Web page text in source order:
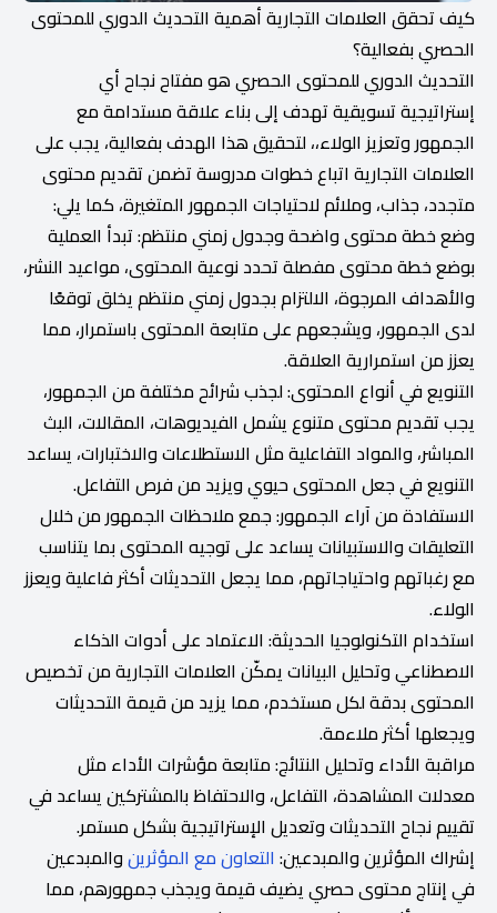
كيف تحقق العلامات التجارية أهمية التحديث الدوري للمحتوى
الحصري بفعالية؟
التحديث الدوري للمحتوى الحصري هو مفتاح نجاح أي
إستراتيجية تسويقية تهدف إلى بناء علاقة مستدامة مع
الجمهور وتعزيز الولاء،، لتحقيق هذا الهدف بفعالية، يجب على
العلامات التجارية اتباع خطوات مدروسة تضمن تقديم محتوى
متجدد، جذاب، وملائم لاحتياجات الجمهور المتغيرة، كما يلي:
وضع خطة محتوى واضحة وجدول زمني منتظم: تبدأ العملية
بوضع خطة محتوى مفصلة تحدد نوعية المحتوى، مواعيد النشر،
والأهداف المرجوة، الالتزام بجدول زمني منتظم يخلق توقعًا
لدى الجمهور، ويشجعهم على متابعة المحتوى باستمرار، مما
يعزز من استمرارية العلاقة.
التنويع في أنواع المحتوى: لجذب شرائح مختلفة من الجمهور،
يجب تقديم محتوى متنوع يشمل الفيديوهات، المقالات، البث
المباشر، والمواد التفاعلية مثل الاستطلاعات والاختبارات، يساعد
التنويع في جعل المحتوى حيوي ويزيد من فرص التفاعل.
الاستفادة من آراء الجمهور: جمع ملاحظات الجمهور من خلال
التعليقات والاستبيانات يساعد على توجيه المحتوى بما يتناسب
مع رغباتهم واحتياجاتهم، مما يجعل التحديثات أكثر فاعلية ويعزز
الولاء.
استخدام التكنولوجيا الحديثة: الاعتماد على أدوات الذكاء
الاصطناعي وتحليل البيانات يمكّن العلامات التجارية من تخصيص
المحتوى بدقة لكل مستخدم، مما يزيد من قيمة التحديثات
ويجعلها أكثر ملاءمة.
مراقبة الأداء وتحليل النتائج: متابعة مؤشرات الأداء مثل
معدلات المشاهدة، التفاعل، والاحتفاظ بالمشتركين يساعد في
تقييم نجاح التحديثات وتعديل الإستراتيجية بشكل مستمر.
إشراك المؤثرين والمبدعين: التعاون مع المؤثرينوالمبدعين
في إنتاج محتوى حصري يضيف قيمة ويجذب جمهورهم، مما